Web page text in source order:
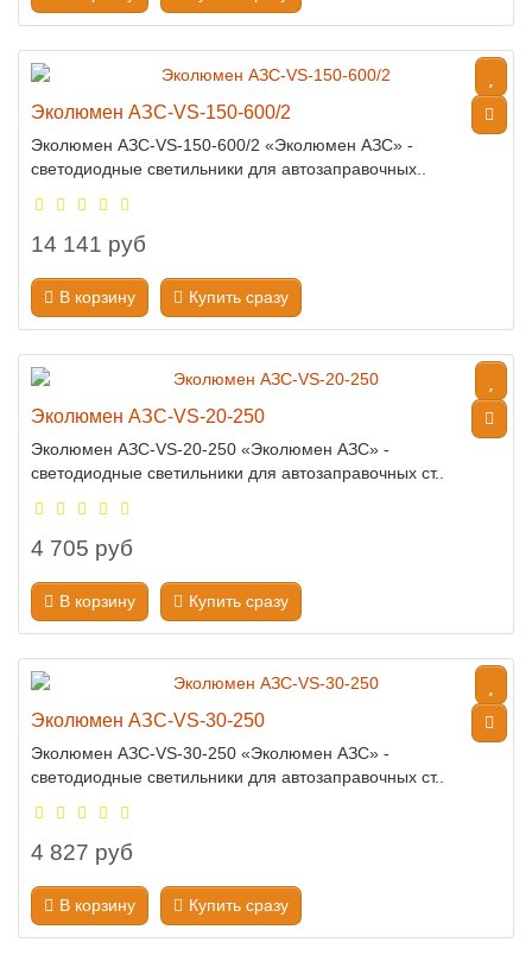
Эколюмен АЗС-VS-150-600/2
Эколюмен АЗС-VS-150-600/2 «Эколюмен АЗС» -
светодиодные светильники для автозаправочных..
14 141 руб
В корзину Купить сразу
Эколюмен АЗС-VS-20-250
Эколюмен АЗС-VS-20-250 «Эколюмен АЗС» -
светодиодные светильники для автозаправочных ст..
4 705 руб
В корзину Купить сразу
Эколюмен АЗС-VS-30-250
Эколюмен АЗС-VS-30-250 «Эколюмен АЗС» -
светодиодные светильники для автозаправочных ст..
4 827 руб
В корзину Купить сразу